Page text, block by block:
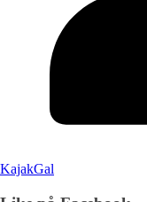
KajakGal